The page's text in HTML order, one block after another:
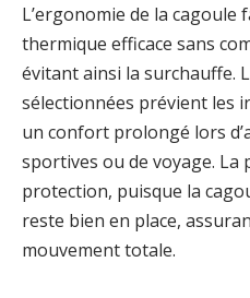
L’ergonomie de la
thermique efficace sans
évitant ainsi la surchauffe.
sélectionnées prévient les
un confort prolongé lors
sportives ou de voyage. La
protection, puisque la
reste bien en place,
mouvement totale.